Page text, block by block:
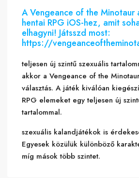
A Vengeance of the
hentai RPG iOS-hez, amit
elhagyni! Játsszd most:
https://
teljesen új szintű szexuális
akkor a Vengeance of the
választás. A játék kiválóan
RPG elemeket egy teljesen új
tartalommal.
szexuális kalandjátékok is
Egyesek közülük különböző
míg mások több szintet.